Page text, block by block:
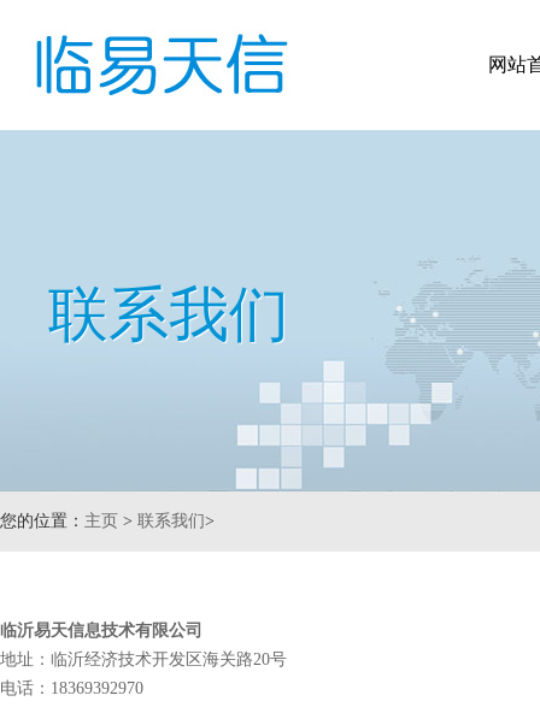
网站
联系我们
您的位置： 主页 > 联系我们>
临沂易天信息技术有限公司
地址：临沂经济技术开发区海关路20号
电话：18369392970